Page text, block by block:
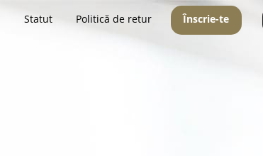
Statut Politică de retur Înscrie-te